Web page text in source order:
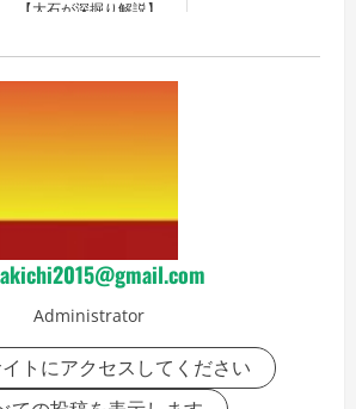
【大石が深掘り解説】
Administrator
トにアクセスしてください